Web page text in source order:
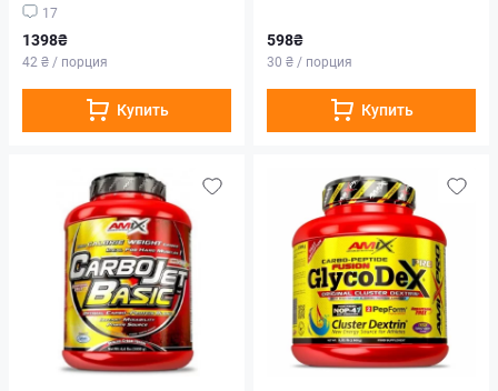
17
1398₴
42 ₴ / порция
Купить
598₴
30 ₴ / порция
Купить